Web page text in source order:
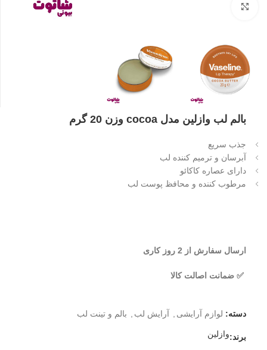
بالم لب وازلین مدل cocoa وزن 20 گرم
جذب سریع
آبرسان و ترمیم کننده لب
دارای عصاره کاکائو
مرطوب کننده و محافظ پوست لب
ارسال سفارش از 2 روز کاری
✅ ضمانت اصالت کالا
دسته: لوازم آرایشی آرایش لب بالم و تینت لب
برند:وازلین